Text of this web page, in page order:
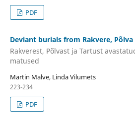
PDF
Deviant burials from Rakvere,
Rakverest, Põlvast ja Tartust
matused
Martin Malve, Linda Vilumets
223-234
PDF